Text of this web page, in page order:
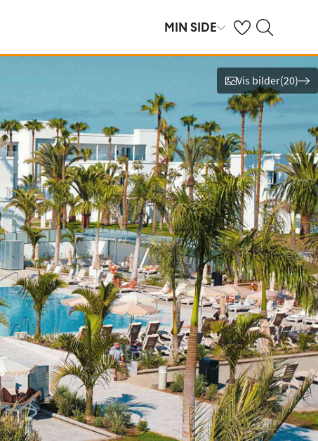
MIN SIDE Se dine sparte
Søk på ving.no
Vis bilder(20)